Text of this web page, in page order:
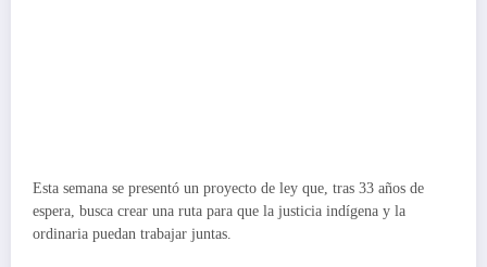
Esta semana se presentó un proyecto de ley que, tras 33 años de
espera, busca crear una ruta para que la justicia indígena y la
ordinaria puedan trabajar juntas.